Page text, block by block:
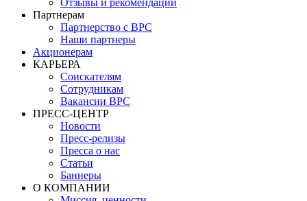
Отзывы и рекомендации
Партнерам
Партнерство с BPC
Наши партнеры
Акционерам
КАРЬЕРА
Соискателям
Сотрудникам
Вакансии BPC
ПРЕСС-ЦЕНТР
Новости
Пресс-релизы
Пресса о нас
Статьи
Баннеры
О КОМПАНИИ